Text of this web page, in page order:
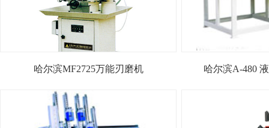
哈尔滨MF2725万能刃磨机 哈尔滨A-480